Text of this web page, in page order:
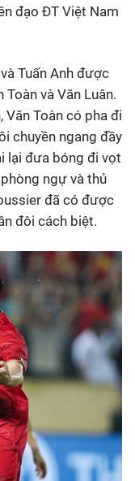
đạo ĐT Việt Nam
Tuấn Anh được
và Văn Luân.
Văn Toàn có pha đi
chuyền ngang đầy
lại đưa bóng đi vọt
ngự và thủ
đã có được
đôi cách biệt.